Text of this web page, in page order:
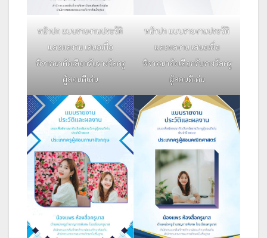
หน้าปก แบบรายงานประวัติ
และผลงาน เสนอเพื่อ
พิจารณาคัดเลือกรับรางวัลครู
ผู้สอนดีเด่น
หน้าปก แบบรายงานประวัติ
และผลงาน เสนอเพื่อ
พิจารณาคัดเลือกรับรางวัลครู
ผู้สอนดีเด่น